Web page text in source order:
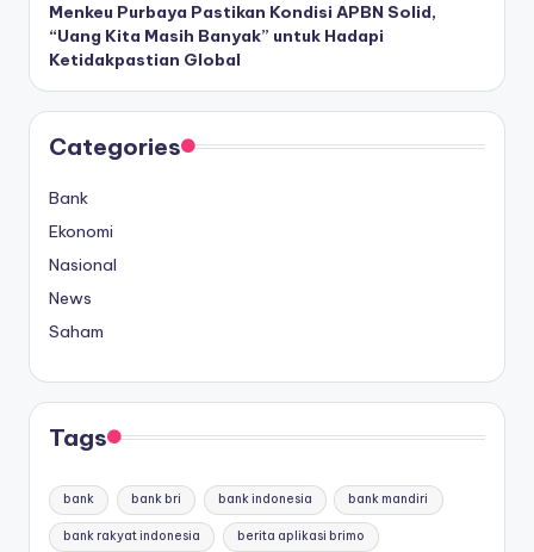
Menkeu Purbaya Pastikan Kondisi APBN Solid,
“Uang Kita Masih Banyak” untuk Hadapi
Ketidakpastian Global
Categories
Bank
Ekonomi
Nasional
News
Saham
Tags
bank bank bri bank indonesia bank mandiri
bank rakyat indonesia berita aplikasi brimo